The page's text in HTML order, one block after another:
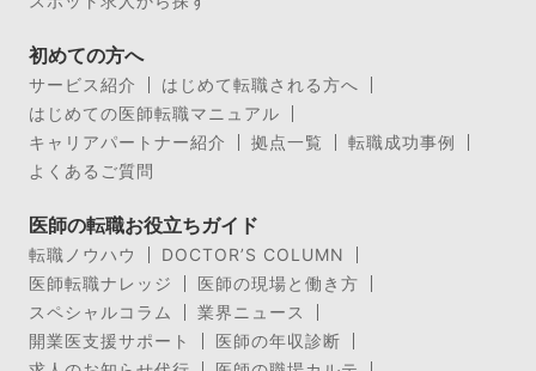
初めての方へ
サービス紹介
はじめて転職される方へ
はじめての医師転職マニュアル
キャリアパートナー紹介
拠点一覧
転職成功事例
よくあるご質問
医師の転職お役立ちガイド
転職ノウハウ
DOCTOR’S COLUMN
医師転職ナレッジ
医師の現場と働き方
スペシャルコラム
業界ニュース
開業医支援サポート
医師の年収診断